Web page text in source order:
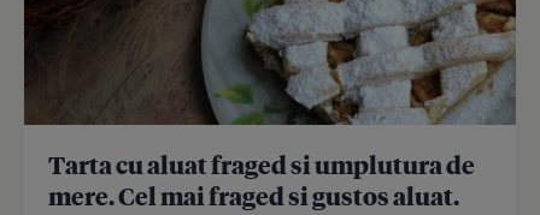
Tarta cu aluat fraged si umplutura de
mere. Cel mai fraged si gustos aluat.